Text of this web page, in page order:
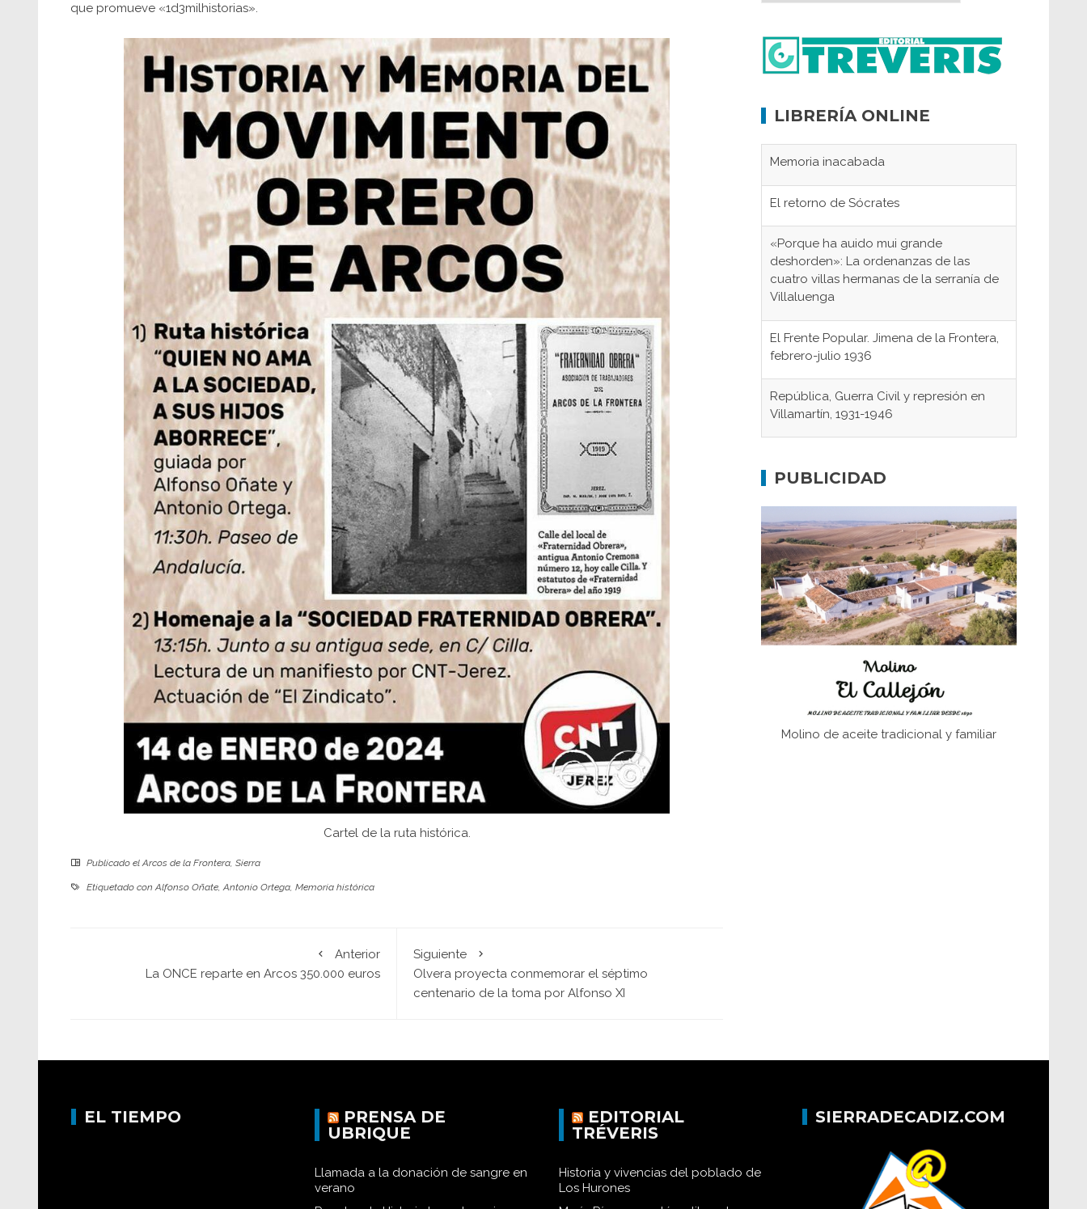
que promueve «1d3milhistorias».
Cartel de la ruta histórica.
Publicado el Arcos de la Frontera Sierra
Etiquetado con Alfonso Oñate Antonio Ortega Memoria histórica
Anterior
La ONCE reparte en Arcos 350.000 euros
Siguiente
Olvera proyecta conmemorar el séptimo
centenario de la toma por Alfonso XI
LIBRERÍA ONLINE
Memoria inacabada
El retorno de Sócrates
«Porque ha auido mui grande
deshorden»: La ordenanzas de las
cuatro villas hermanas de la serranía de
Villaluenga
El Frente Popular. Jimena de la Frontera,
febrero-julio 1936
República, Guerra Civil y represión en
Villamartín, 1931-1946
concentración nazis
Don Perafán de Ribera y sus
fundaciones de Bornos
El Frente Popular. Ubrique, febrero-julio
1936
Juntar las letras. La alfabetización en el
campo: del afán de saber a la
Historia y vivencias del poblado de Los
PUBLICIDAD
Molino de aceite tradicional y familiar
EL TIEMPO
PRENSA DE
UBRIQUE
Llamada a la donación de sangre en
verano
EDITORIAL
TRÉVERIS
Historia y vivencias del poblado de
Los Hurones
SIERRADECADIZ.COM